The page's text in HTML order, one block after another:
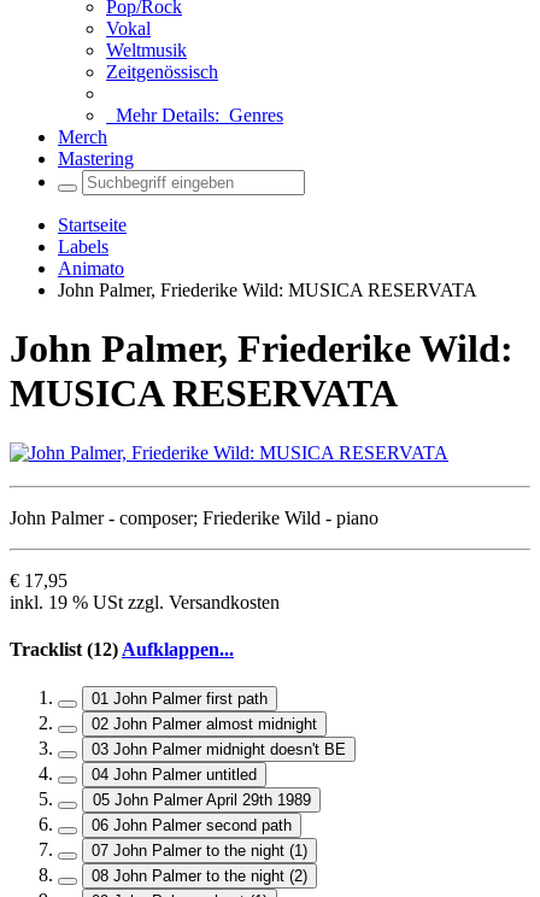
Pop/Rock
Vokal
Weltmusik
Zeitgenössisch
Mehr Details: Genres
Merch
Mastering
Startseite
Labels
Animato
John Palmer, Friederike Wild: MUSICA RESERVATA
John Palmer, Friederike Wild:
MUSICA RESERVATA
John Palmer - composer; Friederike Wild - piano
€ 17,95
inkl. 19 % USt zzgl. Versandkosten
Tracklist (12) Aufklappen...
01 John Palmer first path
02 John Palmer almost midnight
03 John Palmer midnight doesn't BE
04 John Palmer untitled
05 John Palmer April 29th 1989
06 John Palmer second path
07 John Palmer to the night (1)
08 John Palmer to the night (2)